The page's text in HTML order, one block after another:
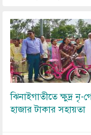
Image
ঝিনাইগাতীতে ক্ষুদ্র নৃ-
হাজার টাকার সহায়তা